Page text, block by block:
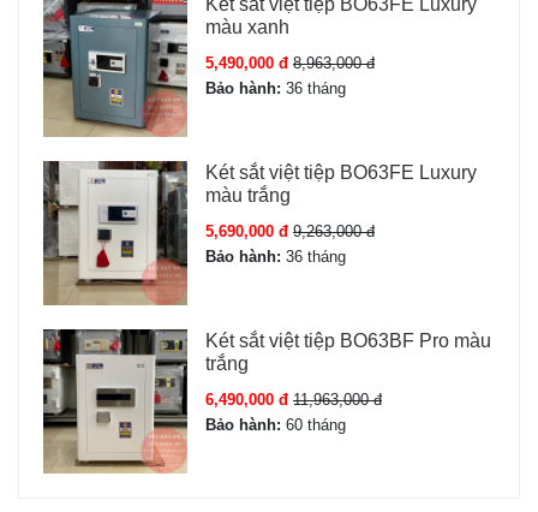
màu xanh
5,490,000 đ 8,963,000 đ
Bảo hành: 36 tháng
Két sắt việt tiệp BO63FE Luxury
màu trắng
5,690,000 đ 9,263,000 đ
Bảo hành: 36 tháng
Két sắt việt tiệp BO63BF Pro màu
trắng
6,490,000 đ 11,963,000 đ
Bảo hành: 60 tháng